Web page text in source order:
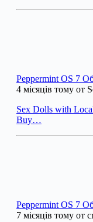
Peppermint OS 7
4 місяців тому от
Sex Dolls with
Buy…
Peppermint OS 7
7 місяців тому от